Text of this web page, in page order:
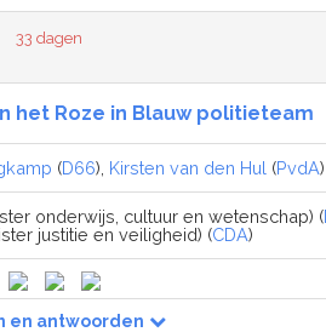
33 dagen
het Roze in Blauw politieteam
(D66), Kirsten van den Hul (PvdA)
onderwijs, cultuur en wetenschap) (
justitie en veiligheid) (CDA)
en antwoorden